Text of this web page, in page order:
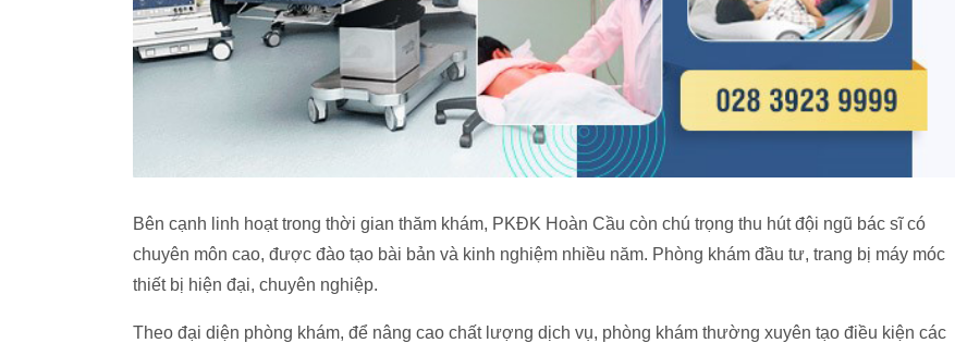
Bên cạnh linh hoạt trong thời gian thăm khám, PKĐK Hoàn Cầu còn chú trọng thu hút đội ngũ bác sĩ có
chuyên môn cao, được đào tạo bài bản và kinh nghiệm nhiều năm. Phòng khám đầu tư, trang bị máy móc
thiết bị hiện đại, chuyên nghiệp.
Theo đại diện phòng khám, để nâng cao chất lượng dịch vụ, phòng khám thường xuyên tạo điều kiện các